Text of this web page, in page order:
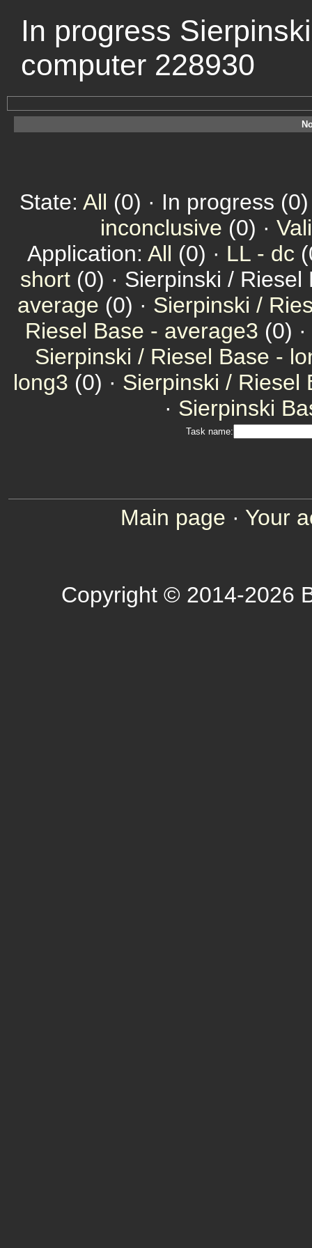
In progress
computer 228930
State: All (0) · In progress
inconclusive (0) ·
Application: All (0) · LL - dc
short (0) · Sierpinski /
average (0) · Sierpinski /
Riesel Base - average3 (0) ·
Sierpinski / Riesel Base -
long3 (0) · Sierpinski / Riesel
· Sierpinski
Task name:
Main page · Your
Copyright © 2014-2026